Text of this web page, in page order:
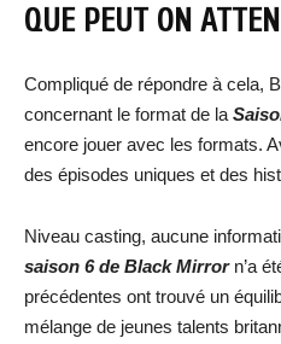
QUE PEUT ON
Compliqué de répondre à cela,
concernant le format de la
encore jouer avec les formats.
des épisodes uniques et des
Niveau casting, aucune
saison 6 de Black Mirror n’a
précédentes ont trouvé un
mélange de jeunes talents